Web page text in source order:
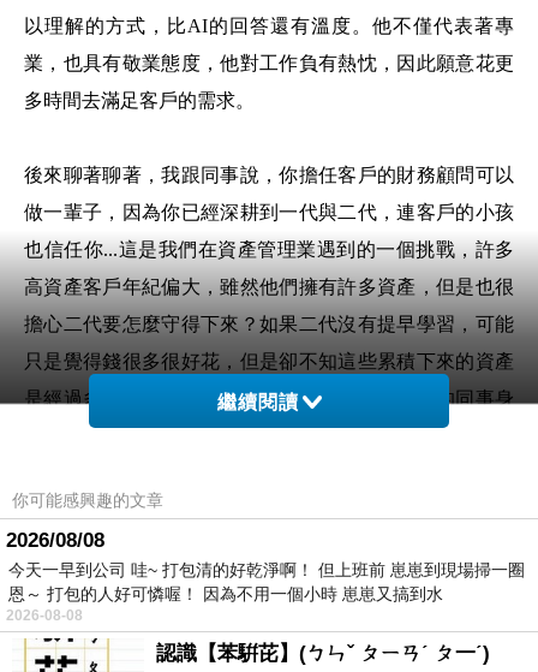
以理解的方式，比AI的回答還有溫度。他不僅代表著專
業，也具有敬業態度，他對工作負有熱忱，因此願意花更
多時間去滿足客戶的需求。
後來聊著聊著，我跟同事說，你擔任客戶的財務顧問可以
做一輩子，因為你已經深耕到一代與二代，連客戶的小孩
也信任你...這是我們在資產管理業遇到的一個挑戰，許多
高資產客戶年紀偏大，雖然他們擁有許多資產，但是也很
擔心二代要怎麼守得下來？如果二代沒有提早學習，可能
只是覺得錢很多很好花，但是卻不知這些累積下來的資產
是經過多年的維護才有今天的成果！所以我看我的同事身
資理財並不是不承擔風險，而是要學習與風險並存與管理
風險。
今年投資市場很火熱，金管會為了發展台灣成為亞洲資產
管理中心，做了很多新的嘗試，其中高雄金融專區就是其
繼續閱讀
你可能感興趣的文章
2026/08/08
今天一早到公司 哇~ 打包清的好乾淨啊！ 但上班前 崽崽到現場掃一圈
恩～ 打包的人好可憐喔！ 因為不用一個小時 崽崽又搞到水
2026-08-08
認識【苯騈芘】(ㄅㄣˇ ㄆㄧㄢˊ ㄆ一ˊ)